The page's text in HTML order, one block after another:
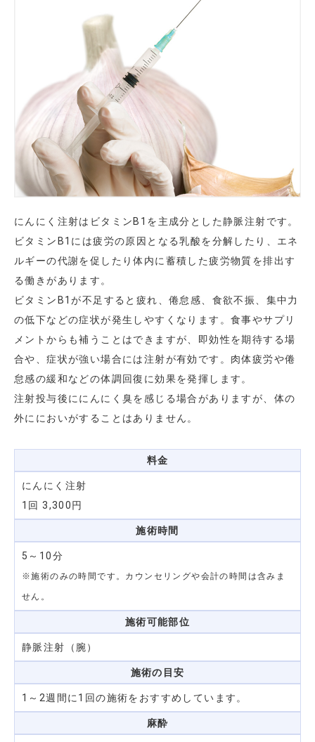
にんにく注射はビタミンB1を主成分とした静脈注射です。
ビタミンB1には疲労の原因となる乳酸を分解したり、エネ
ルギーの代謝を促したり体内に蓄積した疲労物質を排出す
る働きがあります。
ビタミンB1が不足すると疲れ、倦怠感、食欲不振、集中力
の低下などの症状が発生しやすくなります。食事やサプリ
メントからも補うことはできますが、即効性を期待する場
合や、症状が強い場合には注射が有効です。肉体疲労や倦
怠感の緩和などの体調回復に効果を発揮します。
注射投与後ににんにく臭を感じる場合がありますが、体の
外ににおいがすることはありません。
料金
にんにく注射
1回 3,300円
施術時間
5～10分
※施術のみの時間です。カウンセリングや会計の時間は含みま
せん。
施術可能部位
静脈注射（腕）
施術の目安
1～2週間に1回の施術をおすすめしています。
麻酔